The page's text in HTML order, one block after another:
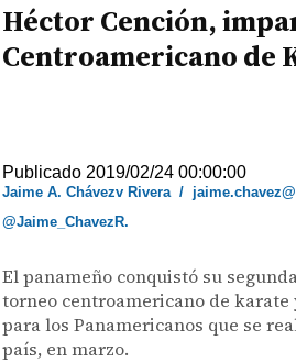
Héctor Cención,
Centroamericano de
Publicado 2019/02/24 00:00:00
Jaime A. Chávezv Rivera/
@Jaime_ChavezR.
El panameño conquistó su
torneo centroamericano de karate
para los Panamericanos que se
país, en marzo.